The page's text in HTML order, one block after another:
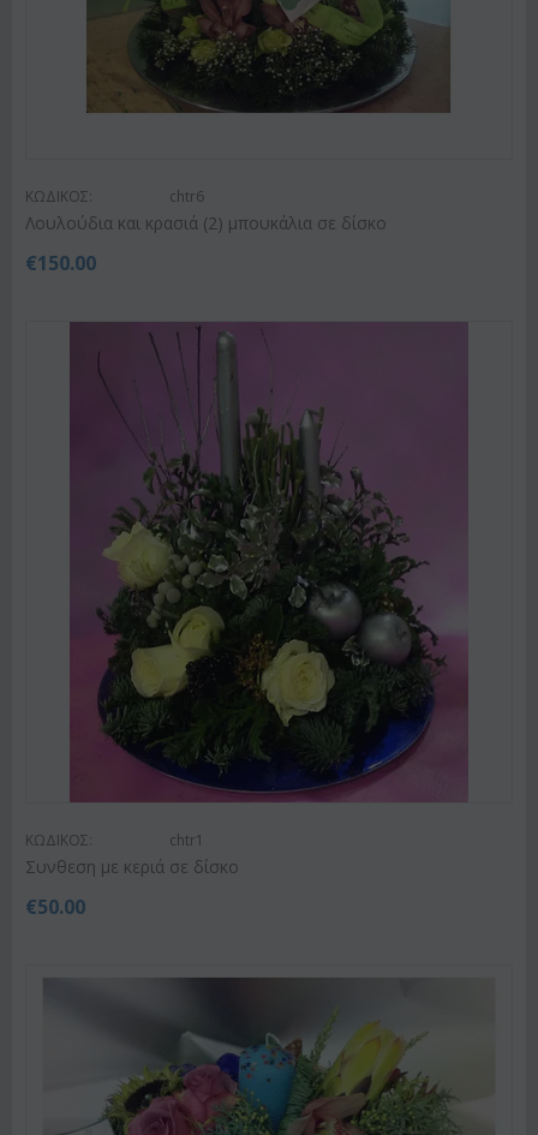
ΚΩΔΙΚΟΣ: chtr6
Λουλούδια και κρασιά (2) μπουκάλια σε δίσκο
€150.00
ΚΩΔΙΚΟΣ: chtr1
Συνθεση με κεριά σε δίσκο
€50.00